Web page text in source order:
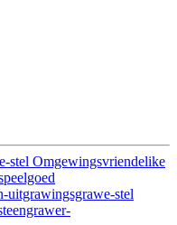
stel Omgewingsvriendelike
uitgrawingsgrawe-stel